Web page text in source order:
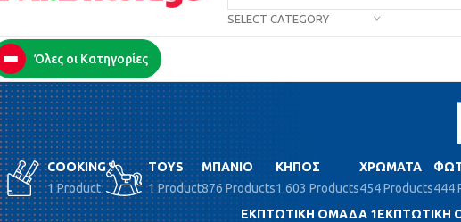
SELECT CATEGORY
Όλες οι Κατηγορίες
COOKING
1 Product
TOYS
1 Product
ΜΠΆΝΙΟ
876 Products
ΚΉΠΟΣ
1.603 Products
ΧΡΏΜΑΤΑ
454 Products444
ΕΚΠΤΩΤΙΚΉ ΟΜΆΔΑ 1ΕΚΠΤΩΤΙΚΉ